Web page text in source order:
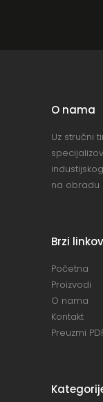
O nama
Uz stručni
na obradu
Brzi
Početna
Proizvodi
O nama
Kontakt
Preuzmi